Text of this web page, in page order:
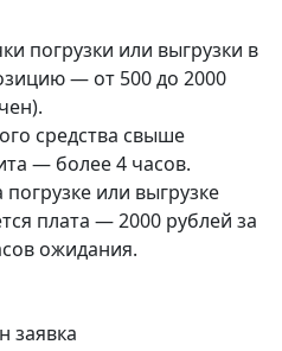
погрузки или выгрузки в
— от 500 до 2000
средства свыше
— более 4 часов.
или выгрузке
плата — 2000 рублей за
ожидания.